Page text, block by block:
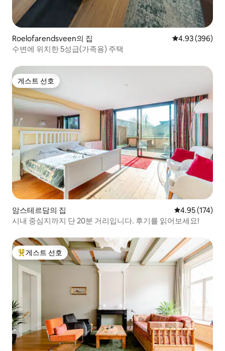
Roelofarendsveen의 집 평점 4.93점(5
4.93 (396)
수변에 위치한 5성급(가족용) 주택
게스트 선호
게스트 선호
암스테르담의 집 평점 4.95점(5
4.95 (174)
시내 중심지까지 단 20분 거리입니다. 후기를 읽어보세요!
상위 게스트 선호
게스트 선호